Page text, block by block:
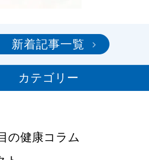
新着記事一覧
カテゴリー
の健康コラム